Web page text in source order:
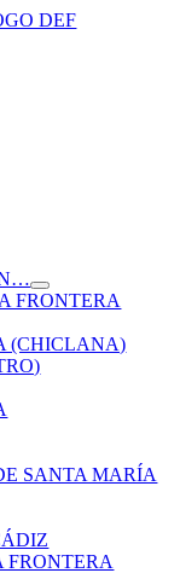
FRONTERA
(CHICLANA)
SANTA MARÍA
FRONTERA